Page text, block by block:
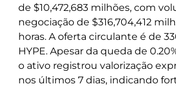
de $10,472,683 milhões, com
negociação de $316,704,412
horas. A oferta circulante é de
HYPE. Apesar da queda de
o ativo registrou valorização
nos últimos 7 dias, indicando